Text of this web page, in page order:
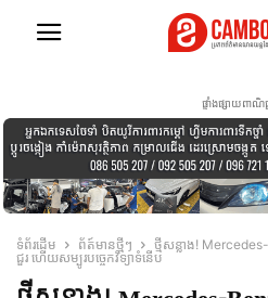
ផ្ទាំងផ្សាយពាណិជ្
ទំព័រដើម ព័ត៍មានថ្មីៗ
ថ្មីសន្លាង!
ជួរ ហើយសម្បូរបច្ចេកវិទ្យាទំនើប